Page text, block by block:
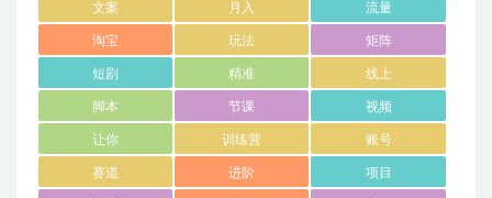
文案 月入 流量
淘宝 玩法 矩阵
短剧 精准 线上
脚本 节课 视频
让你 训练营 账号
赛道 进阶 项目